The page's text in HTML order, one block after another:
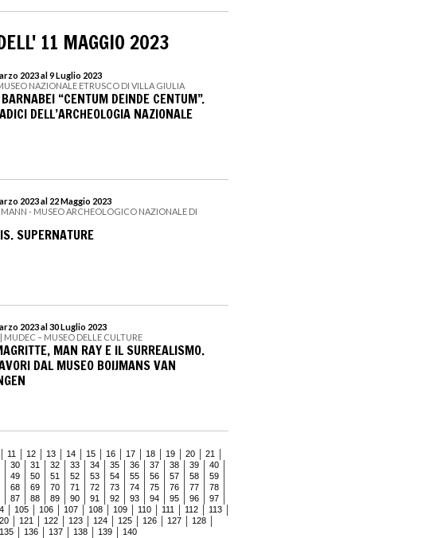
11 MAGGIO 2023
2023 al 9 Luglio 2023
NAZIONALE ETRUSCO DI VILLA GIULIA
BARNABEI “CENTUM DEINDE CENTUM”.
DELL’ARCHEOLOGIA NAZIONALE
2023 al 22 Maggio 2023
MANN - MUSEO ARCHEOLOGICO NAZIONALE DI
SUPERNATURE
2023 al 30 Luglio 2023
| MUDEC – MUSEO DELLE CULTURE
MAN RAY E IL SURREALISMO.
DAL MUSEO BOIJMANS VAN
11 12 13 14 15 16 17 18 19 20
21
30 31 32 33 34 35 36 37 38 39
40
49 50 51 52 53 54 55 56 57 58
59
68 69 70 71 72 73 74 75 76 77
78
87 88 89 90 91 92 93 94 95 96
97
105 106 107 108 109 110 111 112
113
121 122 123 124 125 126 127
128
135 136 137 138 139
140